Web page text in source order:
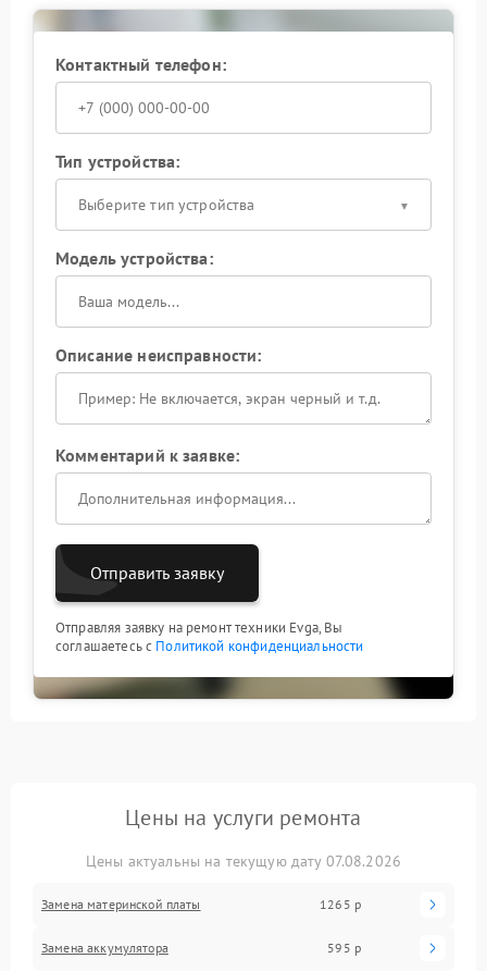
Контактный телефон:
Тип устройства:
Выберите тип устройства
Модель устройства:
Описание неисправности:
Комментарий к заявке:
Отправить заявку
Отправляя заявку на ремонт техники Evga, Вы
соглашаетесь с Политикой конфиденциальности
Цены на услуги ремонта
Цены актуальны на текущую дату 07.08.2026
Замена материнской платы 1265 р
Замена аккумулятора 595 р